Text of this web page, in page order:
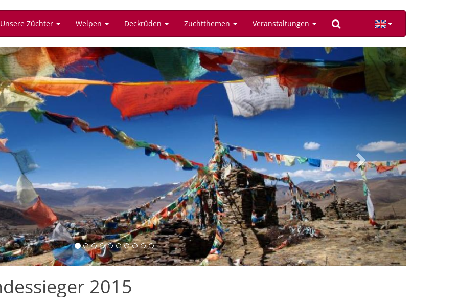
Unsere Züchter Welpen Deckrüden Zuchtthemen Veranstaltungen
Next
2015